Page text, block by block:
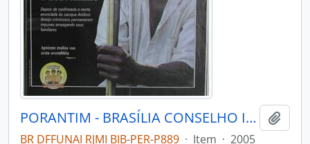
PORANTIM - BRASÍLIA CONSELHO INDIGENISTA MISSIONÁRIO - 2005 - Nº276
BR DFFUNAI RJMI BIB-PER-P889 · Item · 2005